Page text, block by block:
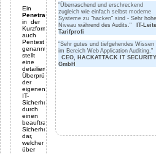
"Überraschend und erschreckend
zugleich wie einfach selbst moderne
Systeme zu "hacken" sind - Sehr
Niveau während des Audits."
IT-
Tarifprofi
"Sehr gutes und tiefgehendes Wissen
im Bereich Web Application Auditing."
CEO, HACKATTACK IT SECURITY
GmbH
Ein
Penetrationstest,
in der
Kurzform
auch
Pentest
genannt,
stellt
eine
detailierte
Überprüfung
der
eigenen
IT-
Sicherheit
durch
einen
beauftragten
Sicherheitsexperten
dar,
welcher
über